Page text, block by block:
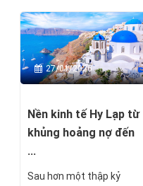
thì theo cách nào?
27/01/2026
Nền kinh tế Hy Lạp từ
khủng hoảng nợ đến
...
Sau hơn một thập kỷ